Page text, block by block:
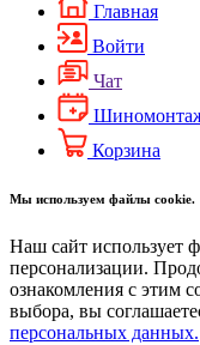
Главная
Войти
Чат
Корзина
Мы используем файлы cookie.
Наш сайт использует
персонализации.
ознакомления с этим
выбора, вы
персональных данных.